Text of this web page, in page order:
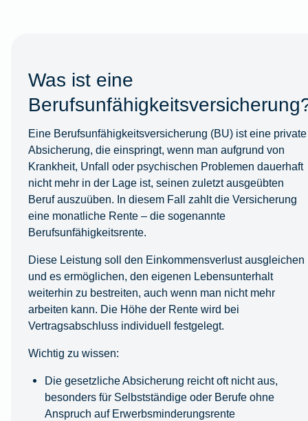
Was ist eine
Eine Berufsunfähigkeitsversicherung (BU) ist eine private
Absicherung, die einspringt, wenn man aufgrund von
Krankheit, Unfall oder psychischen Problemen dauerhaft
nicht mehr in der Lage ist, seinen zuletzt ausgeübten
Beruf auszuüben. In diesem Fall zahlt die Versicherung
eine monatliche Rente – die sogenannte
Berufsunfähigkeitsrente.
Diese Leistung soll den Einkommensverlust ausgleichen
und es ermöglichen, den eigenen Lebensunterhalt
weiterhin zu bestreiten, auch wenn man nicht mehr
arbeiten kann. Die Höhe der Rente wird bei
Vertragsabschluss individuell festgelegt.
Wichtig zu wissen:
Die gesetzliche Absicherung reicht oft nicht aus,
besonders für Selbstständige oder Berufe ohne
Anspruch auf Erwerbsminderungsrente